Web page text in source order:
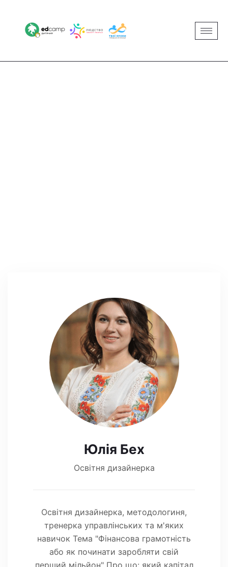
Юлія Бех
Освітня дизайнерка
Освітня дизайнерка, методологиня,
тренерка управлінських та м'яких
навичок Тема "Фінансова грамотність
або як починати заробляти свій
перший мільйон" Про що: який капітал